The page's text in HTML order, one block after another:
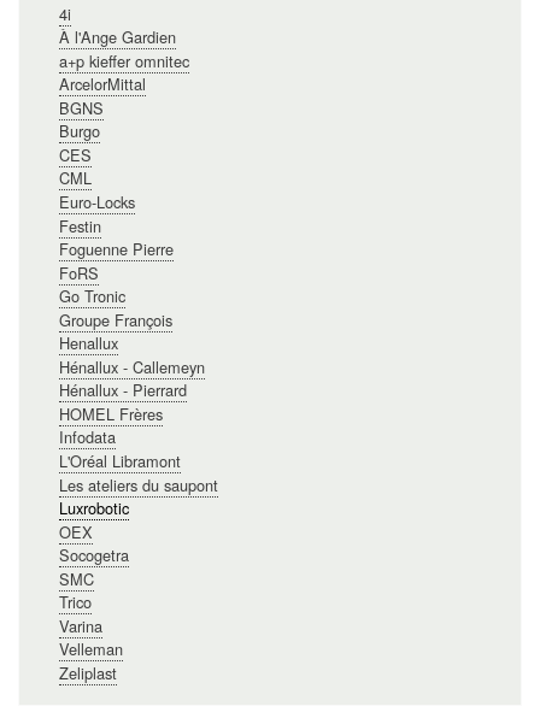
4i
À l'Ange Gardien
a+p kieffer omnitec
ArcelorMittal
BGNS
Burgo
CES
CML
Euro-Locks
Festin
Foguenne Pierre
FoRS
Go Tronic
Groupe François
Henallux
Hénallux - Callemeyn
Hénallux - Pierrard
HOMEL Frères
Infodata
L'Oréal Libramont
Les ateliers du saupont
Luxrobotic
OEX
Socogetra
SMC
Trico
Varina
Velleman
Zeliplast